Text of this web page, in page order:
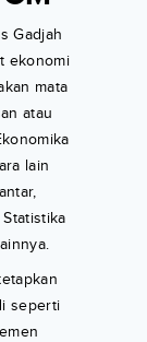
Gadjah
ekonomi
mata
atau
lain
seperti